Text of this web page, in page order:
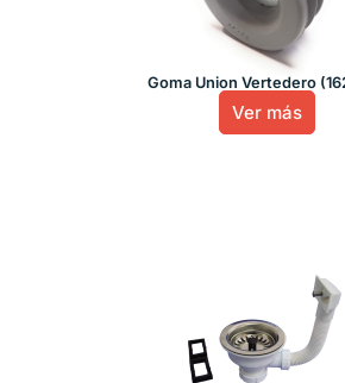
Goma Union Vertedero
Ver más